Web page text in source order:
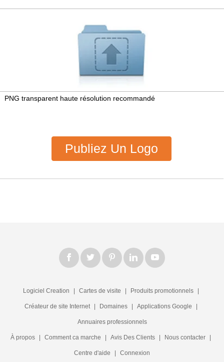
PNG transparent haute résolution recommandé
Publiez Un Logo
Logiciel Creation Cartes de visite Produits promotionnels
Créateur de site Internet Domaines Applications Google
Annuaires professionnels
À propos Comment ca marche Avis Des Clients Nous contacter
Centre d'aide Connexion